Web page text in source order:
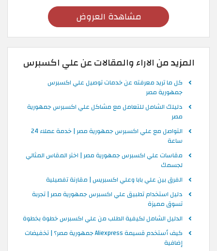
مشاهدة العروض
المزيد من الاراء والمقالات عن علي اكسبرس
كل ما تريد معرفته عن خدمات توصيل علي اكسبرس
جمهورية مصر
دليلك الشامل للتعامل مع مشاكل علي اكسبرس جمهورية
مصر
التواصل مع علي اكسبرس جمهورية مصر | خدمة عملاء 24
ساعة
مقاسات علي اكسبرس جمهورية مصر | اختر المقاس المثالي
لجسمك
الفرق بين علي بابا وعلي اكسبريس | مقارنة تفصيلية
دليل استخدام تطبيق علي اكسبرس جمهورية مصر | تجربة
تسوق مميزة
الدليل الشامل لكيفية الطلب من علي اكسبرس خطوة بخطوة
كيف أستخدم قسيمة Aliexpress جمهورية مصر؟ | تخفيضات
إضافية